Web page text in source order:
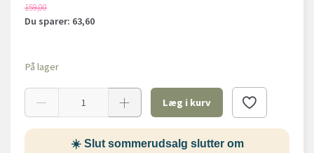
159,00
Du sparer: 63,60
På lager
Læg i kurv
☀️ Slut sommerudsalg slutter om